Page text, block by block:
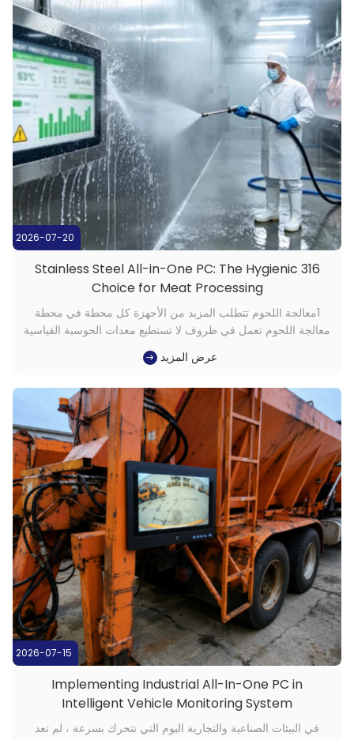
2026-07-20
316 Stainless Steel All-in-One PC: The Hygienic
Choice for Meat Processing
1معالجة اللحوم تتطلب المزيد من الأجهزة كل محطة في محطة
معالجة اللحوم تعمل في ظروف لا تستطيع معدات الحوسبة القياسية
التعامل معها على المدى الطويلالمواد الكيميائية الصحيّة العدوانية،
وجداول الإنتاج دون توقف يخلق بيئة الأجهزة على عكس أي آخر
عرض المزيد
2026-07-15
Implementing Industrial All-In-One PC in
Intelligent Vehicle Monitoring System
في البيئات الصناعية والتجارية اليوم التي تتحرك بسرعة ، لم تعد